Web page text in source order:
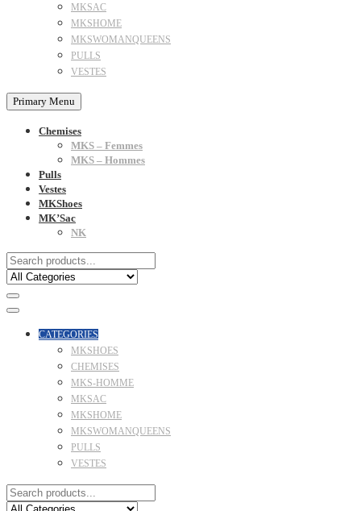
MKSAC
MKSHOME
MKSWOMANQUEENS
PULLS
VESTES
Primary Menu
Chemises
MKS – Femmes
MKS – Hommes
Pulls
Vestes
MKShoes
MK’Sac
NK
CATEGORIES
MKSHOES
CHEMISES
MKS-HOMME
MKSAC
MKSHOME
MKSWOMANQUEENS
PULLS
VESTES